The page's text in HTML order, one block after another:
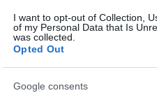
I want to opt-out of Collection,
of my Personal Data that Is
was collected.
Opted Out
Google consents